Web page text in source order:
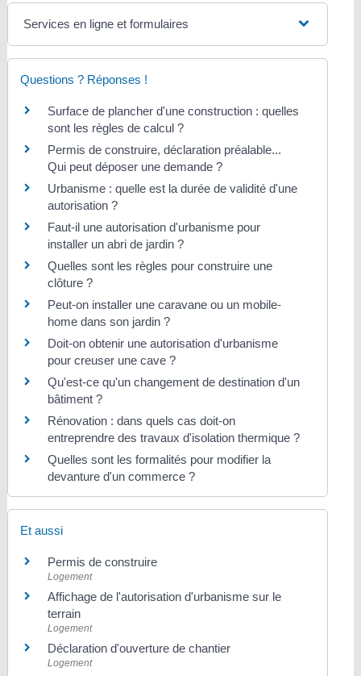
Services en ligne et formulaires
Questions ? Réponses !
Surface de plancher d'une construction : quelles
sont les règles de calcul ?
Permis de construire, déclaration préalable...
Qui peut déposer une demande ?
Urbanisme : quelle est la durée de validité d'une
autorisation ?
Faut-il une autorisation d'urbanisme pour
installer un abri de jardin ?
Quelles sont les règles pour construire une
clôture ?
Peut-on installer une caravane ou un mobile-
home dans son jardin ?
Doit-on obtenir une autorisation d'urbanisme
pour creuser une cave ?
Qu'est-ce qu'un changement de destination d'un
bâtiment ?
Rénovation : dans quels cas doit-on
entreprendre des travaux d'isolation thermique ?
Quelles sont les formalités pour modifier la
devanture d'un commerce ?
Et aussi
Permis de construire
Logement
Affichage de l'autorisation d'urbanisme sur le
terrain
Logement
Déclaration d'ouverture de chantier
Logement